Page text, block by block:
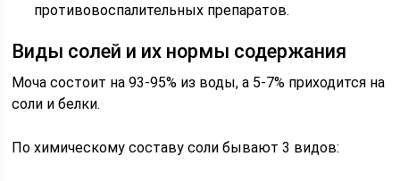
противовоспалительных препаратов.
Виды солей и их нормы содержания
Моча состоит на 93-95% из воды, а 5-7% приходится на
соли и белки.
По химическому составу соли бывают 3 видов: